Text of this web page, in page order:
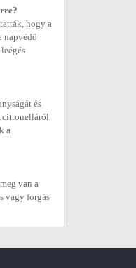
hogy a
napvédő
és
citronelláról
a
van a
vagy forgás